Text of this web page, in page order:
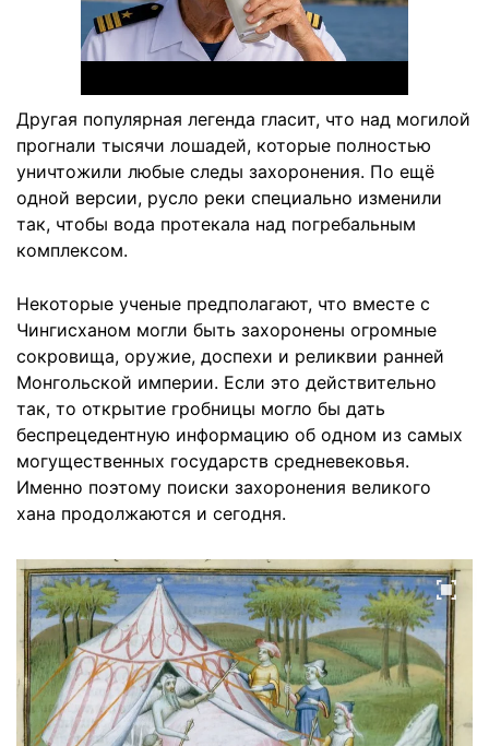
Другая популярная легенда гласит, что над могилой
прогнали тысячи лошадей, которые полностью
уничтожили любые следы захоронения. По ещё
одной версии, русло реки специально изменили
так, чтобы вода протекала над погребальным
комплексом.
Некоторые ученые предполагают, что вместе с
Чингисханом могли быть захоронены огромные
сокровища, оружие, доспехи и реликвии ранней
Монгольской империи. Если это действительно
так, то открытие гробницы могло бы дать
беспрецедентную информацию об одном из самых
могущественных государств средневековья.
Именно поэтому поиски захоронения великого
хана продолжаются и сегодня.